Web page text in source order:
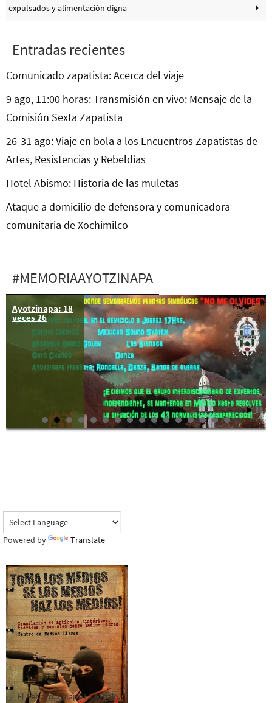
expulsados y alimentación digna
Entradas recientes
Comunicado zapatista: Acerca del viaje
9 ago, 11:00 horas: Transmisión en vivo: Mensaje de la
Comisión Sexta Zapatista
26-31 ago: Viaje en bola a los Encuentros Zapatistas de
Artes, Resistencias y Rebeldías
Hotel Abismo: Historia de las muletas
Ataque a domicilio de defensora y comunicadora
comunitaria de Xochimilco
#MEMORIAAYOTZINAPA
Ayotzinapa: 18
veces 26
Powered by Translate
El Rebozo, Palapa Editorial,